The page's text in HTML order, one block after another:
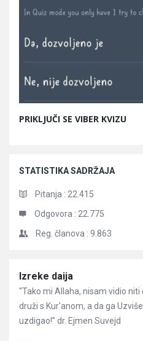
PRIKLJUČI SE VIBER KVIZU
STATISTIKA SADRŽAJA
Pitanja : 22.415
Odgovora : 22.775
Reg. članova : 9.863
Članci
Izreke daija
“Tako mi Allaha, nisam vidio
druži s Kur'anom, a da ga
uzdigao!” dr. Ejmen Suvejd